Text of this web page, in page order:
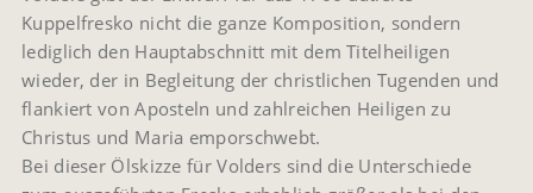
Kuppelfresko nicht die ganze Komposition, sondern
lediglich den Hauptabschnitt mit dem Titelheiligen
wieder, der in Begleitung der christlichen Tugenden und
flankiert von Aposteln und zahlreichen Heiligen zu
Christus und Maria emporschwebt.
Bei dieser Ölskizze für Volders sind die Unterschiede